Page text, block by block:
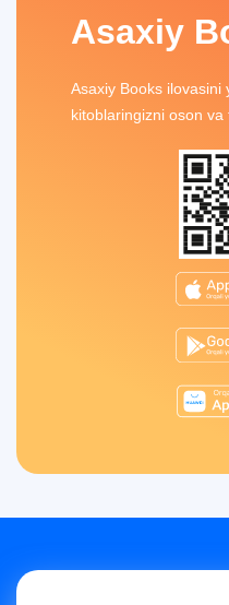
Asaxiy
Asaxiy Books ilovasini
kitoblaringizni oson va